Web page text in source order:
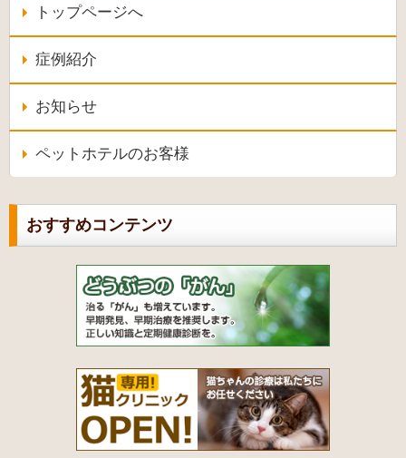
トップページへ
症例紹介
お知らせ
ペットホテルのお客様
おすすめコンテンツ